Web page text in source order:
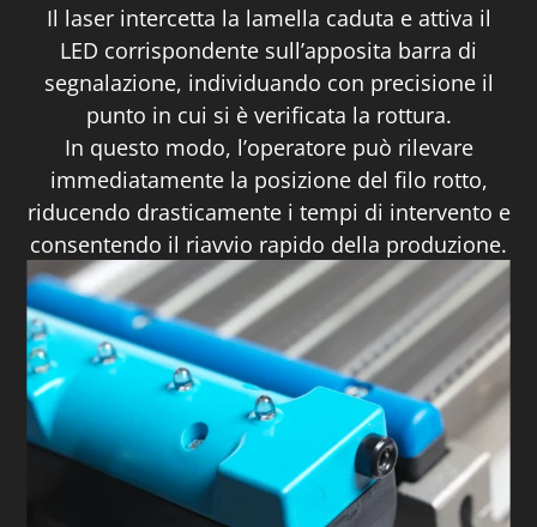
Il laser intercetta la lamella caduta e attiva il
LED corrispondente sull’apposita barra di
segnalazione, individuando con precisione il
punto in cui si è verificata la rottura.
In questo modo, l’operatore può rilevare
immediatamente la posizione del filo rotto,
riducendo drasticamente i tempi di intervento e
consentendo il riavvio rapido della produzione.